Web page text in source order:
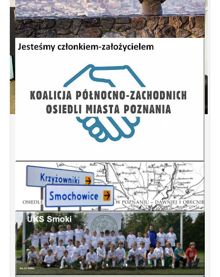
Spotkanie informacyjne w sprawie
budowy ulic Łebska, Łagowska,
Kociewska, Żukowska